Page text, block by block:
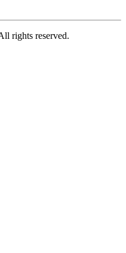
rights reserved.